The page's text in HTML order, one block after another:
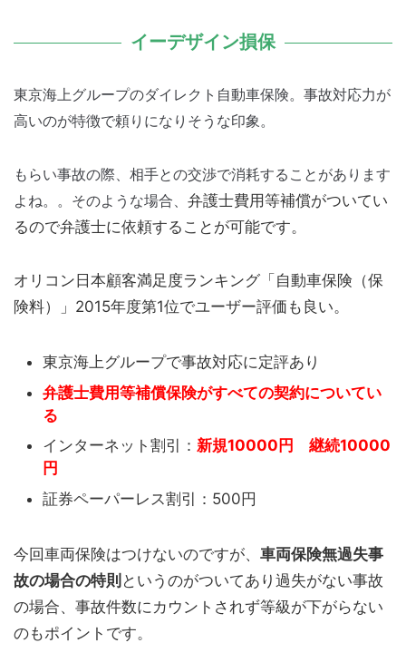
イーデザイン損保
東京海上グループのダイレクト自動車保険。事故対応力が
高いのが特徴で頼りになりそうな印象。
もらい事故の際、相手との交渉で消耗することがあります
よね。。そのような場合、 弁護士費用等補償がついてい
るので弁護士に依頼することが可能です。
オリコン日本顧客満足度ランキング「自動車保険（保
険料）」2015年度第1位でユーザー評価も良い。
東京海上グループで事故対応に定評あり
弁護士費用等補償保険がすべての契約についてい
る
インターネット割引： 新規10000円 継続10000
円
証券ペーパーレス割引：500円
今回車両保険はつけないのですが、 車両保険無過失事
故の場合の特則 というのがついてあり過失がない事故
の場合、事故件数にカウントされず等級が下がらない
のもポイントです。